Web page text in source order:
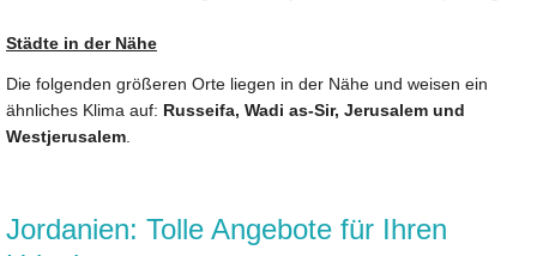
Städte in der Nähe
Die folgenden größeren Orte liegen in der Nähe und weisen ein
ähnliches Klima auf: Russeifa, Wadi as-Sir, Jerusalem und
Westjerusalem
Jordanien: Tolle Angebote für Ihren